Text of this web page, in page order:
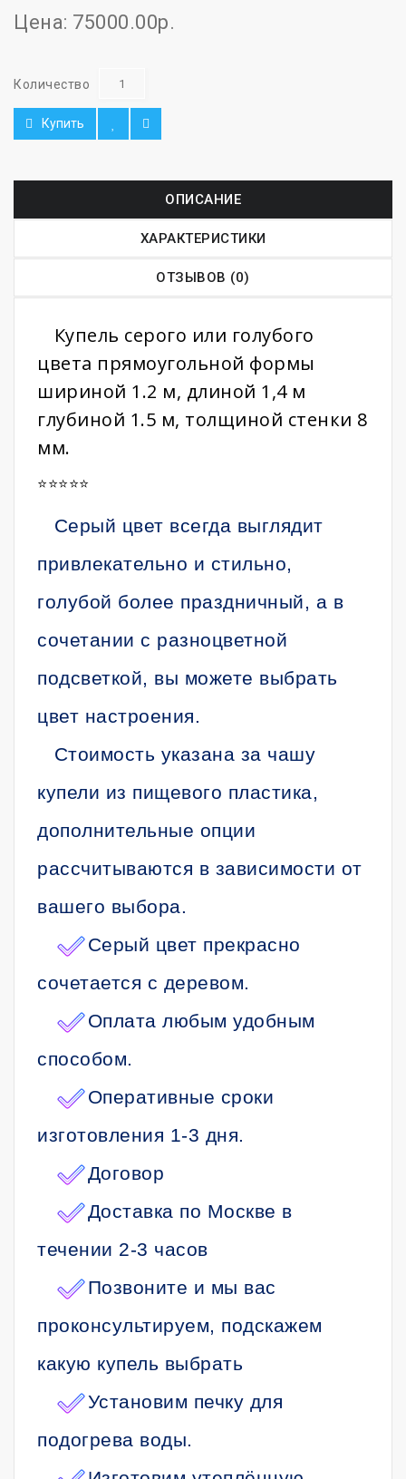
Цена: 75000.00р.
Количество
Купить
ОПИСАНИЕ
ХАРАКТЕРИСТИКИ
ОТЗЫВОВ (0)
Купель серого или голубого
цвета прямоугольной формы
шириной 1.2 м, длиной 1,4 м
глубиной 1.5 м, толщиной стенки 8
мм.
⭐️⭐️⭐️⭐️⭐️
Серый цвет всегда выглядит
привлекательно и стильно,
голубой более праздничный, а в
сочетании с разноцветной
подсветкой, вы можете выбрать
цвет настроения.
Стоимость указана за чашу
купели из пищевого пластика,
дополнительные опции
рассчитываются в зависимости от
вашего выбора.
Серый цвет прекрасно
сочетается с деревом.
Оплата любым удобным
способом.
Оперативные сроки
изготовления 1-3 дня.
Договор
Доставка по Москве в
течении 2-3 часов
Позвоните и мы вас
проконсультируем, подскажем
какую купель выбрать
Установим печку для
подогрева воды.